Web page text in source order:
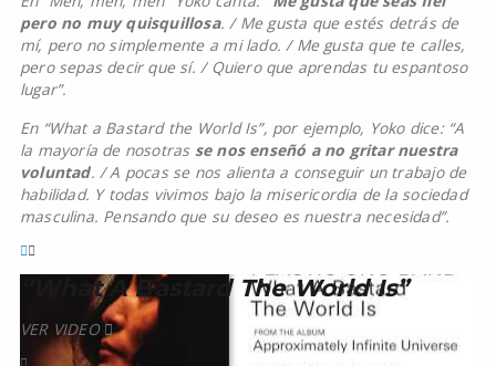
pero no muy quisquillosa. / Me gusta que estés detrás de
mí, pero no simplemente a mi lado. / Me gusta que te calles,
pero sepas decir que sí. / Quiero que aprendas tu espantoso
lugar”.
En “What a Bastard the World Is”, por ejemplo, Yoko dice: “A
la mayoría de nosotras se nos enseñó a no gritar nuestra
voluntad. / A pocas se nos alienta a conseguir un trabajo de
habilidad. Y todas vivimos bajo la misericordia de la sociedad
masculina. Pensando que su deseo es nuestra necesidad”.
“What A Bastard The World Is”
VER VIDEO